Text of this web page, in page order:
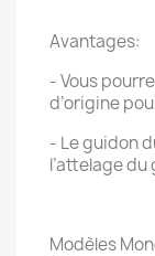
Avantages:
- Vous
d’origine
- Le guidon
l’attelage du
Modèles